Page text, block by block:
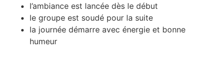
l’ambiance est lancée dès le début
le groupe est soudé pour la suite
la journée démarre avec énergie et bonne
humeur